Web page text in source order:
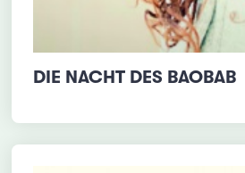
DIE NACHT DES BAOBAB